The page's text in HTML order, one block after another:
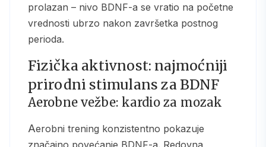
prolazan – nivo BDNF-a se vratio na početne
vrednosti ubrzo nakon završetka postnog
perioda.
Fizička aktivnost: najmoćniji
prirodni stimulans za BDNF
Aerobne vežbe: kardio za mozak
Aerobni trening konzistentno pokazuje
značajno povećanje BDNF-a. Redovna